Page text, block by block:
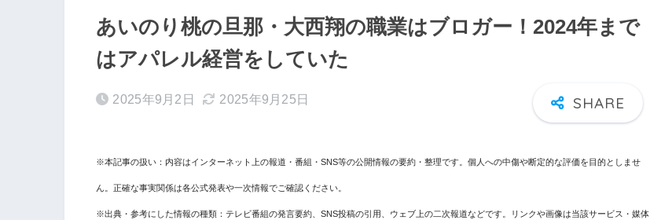
あいのり桃の旦那・大西翔の職業はブロガー！2024年まで
はアパレル経営をしていた
2025年9月2日 2025年9月25日
※本記事の扱い：内容はインターネット上の報道・番組・SNS等の公開情報の要約・整理です。個人への中傷や断定的な評価を目的としませ
ん。正確な事実関係は各公式発表や一次情報でご確認ください。
※出典・参考にした情報の種類：テレビ番組の発言要約、SNS投稿の引用、ウェブ上の二次報道などです。リンクや画像は当該サービス・媒体